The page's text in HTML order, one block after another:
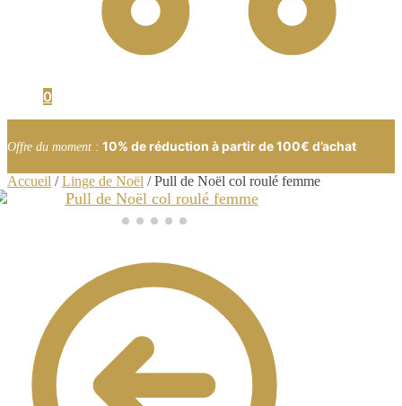
0
Offre du moment : 10% de réduction à partir de 100€ d’achat
Accueil /Linge de Noël /Pull de Noël col roulé femme